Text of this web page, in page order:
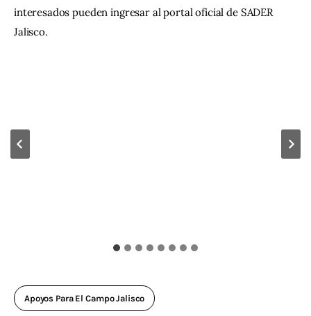
interesados pueden ingresar al portal oficial de SADER
Jalisco.
Apoyos Para El Campo Jalisco